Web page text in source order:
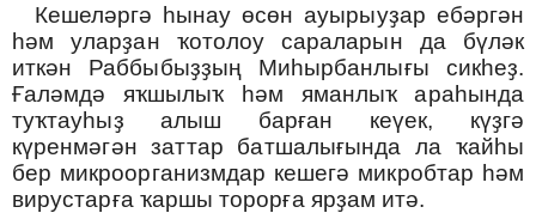
Кешеләргә һынау өсөн ауырыуҙар ебәргән
һәм уларҙан ҡотолоу сараларын да бүләк
иткән Раббыбыҙҙың Миһырбанлығы сикһеҙ.
Ғаләмдә яҡшылыҡ һәм яманлыҡ араһында
туҡтауһыҙ алыш барған кеүек, күҙгә
күренмәгән заттар батшалығында ла ҡайһы
бер микроорганизмдар кешегә микробтар һәм
вирустарға ҡаршы торорға ярҙам итә.